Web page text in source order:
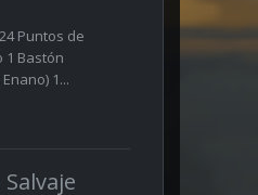
Puntos de
1 Bastón
1...